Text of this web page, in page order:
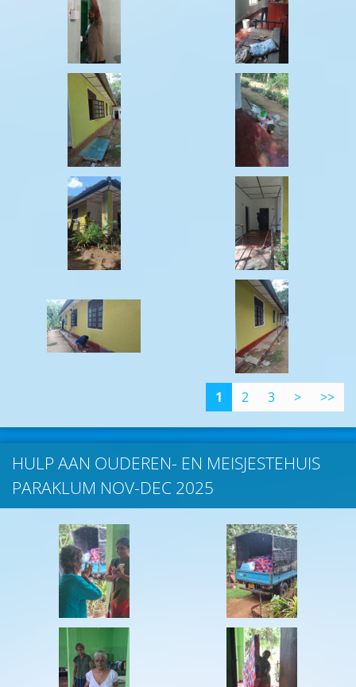
1 2 3 > >>
HULP AAN OUDEREN- EN MEISJESTEHUIS
PARAKLUM NOV-DEC 2025